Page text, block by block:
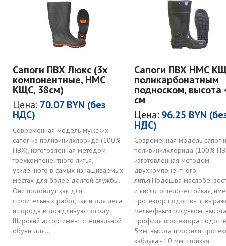
Сапоги ПВХ Люкс (3х
компонентные, НМС
КЩС, 38см)
Цена: 70.07 BYN (без
НДС)
Современная модель мужских
сапог из поливинилхлорида (100%
ПВХ), изготовленная методом
трехкомпонентного литья,
усиленного в самых изнашиваемых
местах для более долгой службы.
Они подойдут как для
строительных работ, так и для леса
и города в дождливую погоду.
Широкий ассортимент специальной
обуви для...
Сапоги ПВХ НМС
поликарбонатным
подноском, высота
см
Цена: 96.25 BYN
НДС)
Современная модель сапог
поливинилхлорида (100%
изготовленная методом
двухкомпонентного
литья.Подошва
и кислотощелочестойкая,
протектор подошвы с
рельефным рисунком, высота
профиля протектора
5мм, высота профиля
каблука - 10 мм, стойкая...